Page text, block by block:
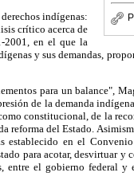
indígenas:
crítico acerca de
2001, en el que la
y sus demandas,
para un balance",
de la demanda
constitucional, de la
reforma del Estado.
establecido en el
para acotar, desvirtuar y
entre el gobierno federal